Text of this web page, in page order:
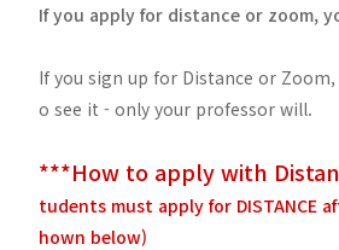
If you apply for distance or zoom,
If you sign up for Distance or
o see it - only your professor will.
***How to apply with
tudents must apply for DISTANCE
hown below)